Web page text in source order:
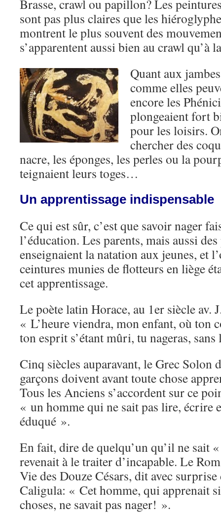
Brasse, crawl ou papillon? Les
sont pas plus claires que les
montrent le plus souvent des
s’apparentent aussi bien au crawl qu’à
Quant aux
comme elles
encore les
plongeaient fort
pour les loisirs.
chercher des
nacre, les éponges, les perles ou la
teignaient leurs toges…
Un apprentissage indispensable
Ce qui est sûr, c’est que savoir nager
l’éducation. Les parents, mais aussi
enseignaient la natation aux jeunes, et
ceintures munies de flotteurs en liège
cet apprentissage.
Le poète latin Horace, au 1er siècle av.
« L’heure viendra, mon enfant, où ton
ton esprit s’étant mûri, tu nageras,
Cinq siècles auparavant, le Grec Solon
garçons doivent avant toute chose
Tous les Anciens s’accordent sur ce
« un homme qui ne sait pas lire, écrire
éduqué ».
En fait, dire de quelqu’un qu’il ne sait
revenait à le traiter d’incapable. Le
Vie des Douze Césars, dit avec surprise
Caligula: « Cet homme, qui apprenait
choses, ne savait pas nager! ».